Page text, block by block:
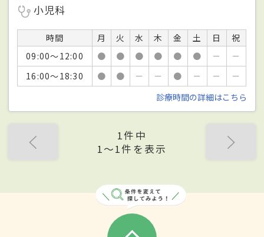
小児科
時間 月 火 水 木 金 土 日
祝
09:00～12:00
● ● ● ● ● ● －
－
16:00～18:30
● ● － － ● － －
－
診療時間の詳細はこちら
1件中
1〜1件を表示